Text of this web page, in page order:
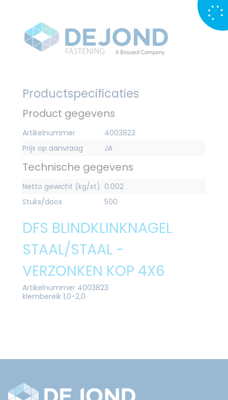
Productspecificaties
Product gegevens
Artikelnummer
4003823
Prijs op aanvraag
JA
Technische gegevens
Netto gewicht (kg/st) 0.002
Stuks/doos
500
DFS BLINDKLINKNAGEL
STAAL/STAAL -
VERZONKEN KOP 4X6
Artikelnummer 4003823
klembereik 1,0-2,0